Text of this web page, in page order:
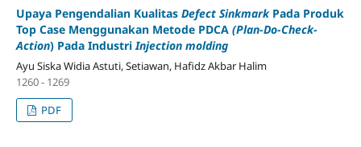
Upaya Pengendalian Kualitas Defect Sinkmark Pada Produk
Top Case Menggunakan Metode PDCA (Plan-Do-Check-
Action) Pada IndustriInjection molding
Ayu Siska Widia Astuti, Setiawan, Hafidz Akbar Halim
1260 - 1269
PDF